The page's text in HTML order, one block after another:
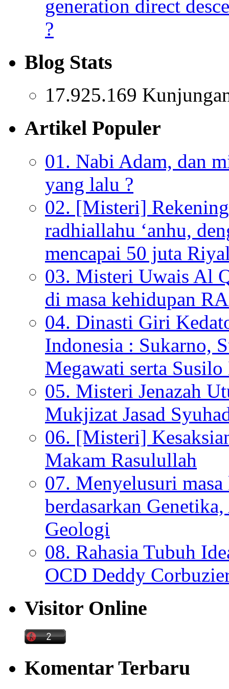
generation direct
?
Blog Stats
17.925.169
Artikel Populer
01. Nabi Adam, dan
yang lalu ?
02. [Misteri]
radhiallahu ‘anhu,
mencapai 50 juta
03. Misteri Uwais Al
di masa kehidupan
04. Dinasti Giri
Indonesia : Sukarno,
Megawati serta
05. Misteri Jenazah
Mukjizat Jasad
06. [Misteri]
Makam Rasulullah
07. Menyelusuri
berdasarkan
Geologi
08. Rahasia Tubuh
OCD Deddy
Visitor Online
Komentar Terbaru